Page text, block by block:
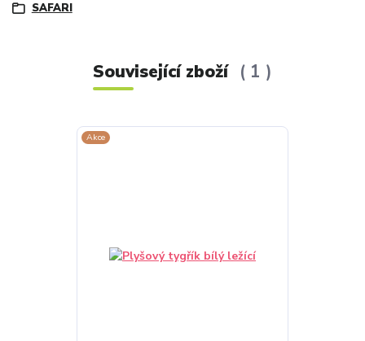
SAFARI
Související zboží 1
Akce